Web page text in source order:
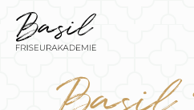
Inhalt
springen